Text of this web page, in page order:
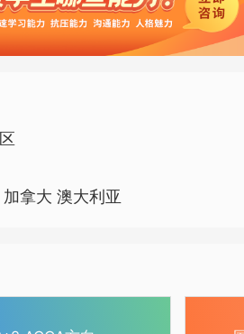
务会计、会计与金融等
国际管理等管理类：工
开发、国际商务管理等
读学习模式 3年国内学
科，1年国外大学硕士
注册费 课程亮点 1留学
的学习，让学生做好充
过渡2—4年，降低留学
拿大 澳大利亚